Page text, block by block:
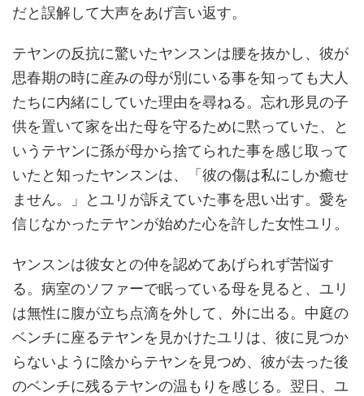
だと誤解して大声をあげ言い返す。
テヤンの反抗に驚いたヤンスンは腰を抜かし、彼が
思春期の時に産みの母が別にいる事を知っても大人
たちに内緒にしていた理由を尋ねる。忘れ形見の子
供を置いて家を出た母を守るために黙っていた、と
いうテヤンに孫が母から捨てられた事を感じ取って
いたと知ったヤンスンは、「彼の傷は私にしか癒せ
ません。」とユリが訴えていた事を思い出す。愛を
信じなかったテヤンが始めた心を許した女性ユリ。
ヤンスンは彼女との仲を認めてあげられず苦悩す
る。病室のソファーで眠っている母を見ると、ユリ
は無性に腹が立ち点滴を外して、外に出る。中庭の
ベンチに座るテヤンを見かけたユリは、彼に見つか
らないように陰からテヤンを見つめ、彼が去った後
のベンチに残るテヤンの温もりを感じる。翌日、ユ